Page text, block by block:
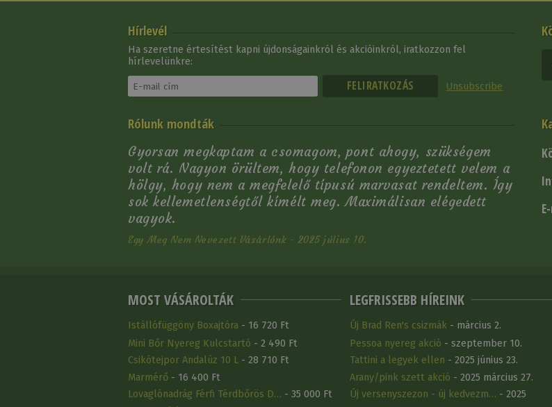
Hírlevél
Ha szeretne értesítést kapni újdonságainkról és akcióinkról, iratkozzon fel
hírlevelünkre:
Unsubscribe
Rólunk mondták
Gyorsan megkaptam a csomagom, pont ahogy, szükségem
volt rá. Nagyon örültem, hogy telefonon egyeztetett velem a
hölgy, hogy nem a megfelelő típusú marvasat rendeltem. Így
sok kellemetlenségtől kímélt meg. Maximálisan elégedett
vagyok.
Egy Meg Nem Nevezett Vásárlónk - 2025 július 10.
MOST VÁSÁROLTÁK
Istállófüggöny Boxajtóra - 16 720 Ft
Mini Bőr Nyereg Kulcstartó - 2 490 Ft
Csikótejpor Andalúz 10 L - 28 710 Ft
Marmérő - 16 400 Ft
Lovaglónadrág Férfi Térdbőrös D… - 35 000 Ft
LEGFRISSEBB HÍREINK
Új Brad Ren's csizmák- március 2.
Pessoa nyereg akció - szeptember 10.
Tattini a legyek ellen - 2025 június 23.
Arany/pink szett akció - 2025 március 27.
Új versenyszezon - új kedvezm… - 2025